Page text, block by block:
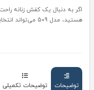
اگر به دنبال یک کفش زنانه
هستید، مدل 509 می‌تواند انتخابی مطمئن برای استایل روزمره شما باشد.
توضیحات توضیحات تکمیلی